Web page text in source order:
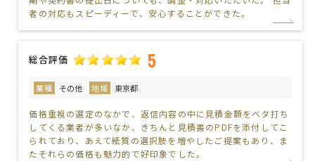
者の対応もスピーディーで、安心することができた。
総合評価 5
業種 その他 地域 東京都
価格重視の選定のなかで、返信内容の中に見積金額をベタ打ち
してくる業者が多いなか、きちんと見積書のPDFを添付してこ
られており、あえて紙質の選択肢を増やしたご提案もあり、ま
たそれらの価格も魅力的で好印象でした。